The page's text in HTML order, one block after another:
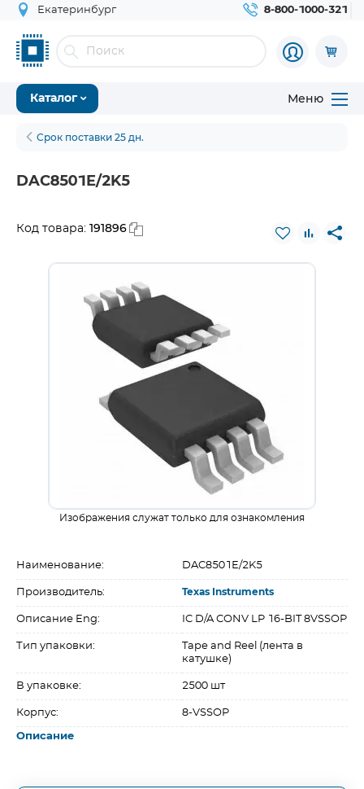
Екатеринбург 8-800-1000-321
Каталог Меню
Срок поставки 25 дн.
DAC8501E/2K5
Код товара: 191896
Изображения служат только для ознакомления
Наименование: DAC8501E/2K5
Производитель: Texas Instruments
Описание Eng: IC D/A CONV LP 16-BIT 8VSSOP
Тип упаковки:
Tape and Reel (лента в
катушке)
В упаковке: 2500 шт
Корпус: 8-VSSOP
Описание